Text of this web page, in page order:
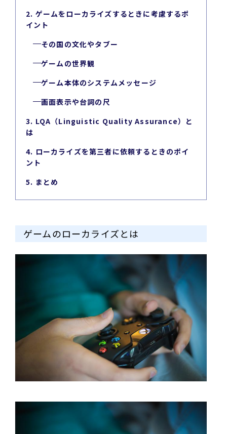
2. ゲームをローカライズするときに考慮するポ
イント
その国の文化やタブー
ゲームの世界観
ゲーム本体のシステムメッセージ
画面表示や台詞の尺
3. LQA（Linguistic Quality Assurance）と
は
4. ローカライズを第三者に依頼するときのポイ
ント
5. まとめ
ゲームのローカライズとは